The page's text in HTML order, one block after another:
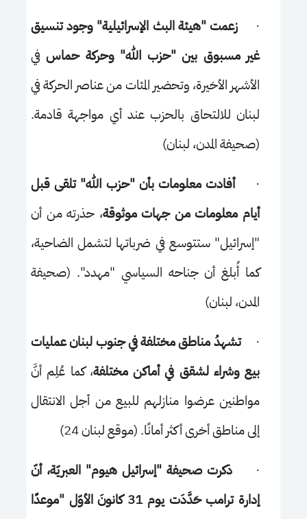
· زعمت "هيئة البث الإسرائيلية" وجود تنسيق
غير مسبوق بين "حزب الله" وحركة حماسفي
الأشهر الأخيرة، وتحضير المئات من عناصر الحركة في
لبنان للالتحاق بالحزب عند أي مواجهة قادمة.
(صحيفةالمدن، لبنان)
·أفادت معلومات بأن "حزب الله" تلقى قبل
أيام معلومات من جهات موثوقة، حذرته من أن
"إسرائيل" ستتوسع في ضرباتها لتشمل الضاحية،
كما أُبلغ أن جناحه السياسي "مهدد". (صحيفة
المدن، لبنان)
·تشهدُ مناطق مختلفة في جنوب لبنان عمليات
بيع وشراء لشقق في أماكن مختلفة، كما عُلِم أنَّ
مواطنين عرضوا منازلهم للبيع من أجل الانتقال
إلى مناطق أخرى أكثر أمانًا. (موقع لبنان 24)
·ذكرت صحيفة "إسرائيل هيوم" العبريّة، أنّ
إدارة ترامب حَدَّدَت يوم 31 كانونَ الأوّل "موعدًا